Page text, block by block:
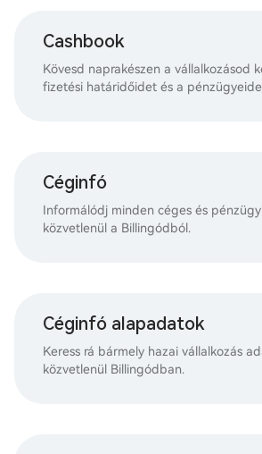
Cashbook
Kövesd naprakészen a vállalkozásod
fizetési határidőidet és a
Céginfó
Informálódj minden céges és
közvetlenül a Billingódból.
Céginfó alapadatok
Keress rá bármely hazai vállalkozás
közvetlenül Billingódban.